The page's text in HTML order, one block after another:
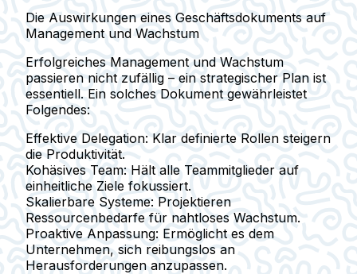
Die Auswirkungen eines Geschäftsdokuments auf
Management und Wachstum
Erfolgreiches Management und Wachstum
passieren nicht zufällig – ein strategischer Plan ist
essentiell. Ein solches Dokument gewährleistet
Folgendes:
Effektive Delegation: Klar definierte Rollen steigern
die Produktivität.
Kohäsives Team: Hält alle Teammitglieder auf
einheitliche Ziele fokussiert.
Skalierbare Systeme: Projektieren
Ressourcenbedarfe für nahtloses Wachstum.
Proaktive Anpassung: Ermöglicht es dem
Unternehmen, sich reibungslos an
Herausforderungen anzupassen.